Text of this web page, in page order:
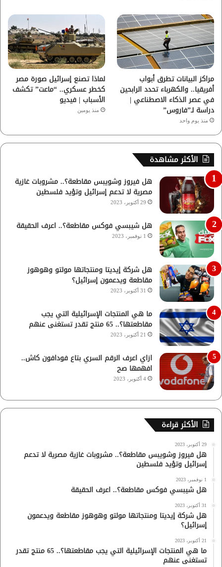
مراكز البيانات تطرق أبواب
أفريقيا.. والكهرباء تحدد الرابحين
في عصر الذكاء الاصطناعي |
دراسة لـ”فاروس”
منذ يوم واحد
لماذا تصنع إسرائيل صورة مصر
كخطر عسكري.. “ماعت” تكشف
الأسباب | فيديو
منذ يومين
الأكثر مشاهدة
هل فيروز وشويبس مقاطعة؟.. مشروبات غازية
مصرية لا تدعم إسرائيل وتؤيد فلسطين
29 أكتوبر، 2023
هل شيبسي فوكس مقاطعة؟.. اعرف الحقيقة
1 نوفمبر، 2023
هل شركة إيديتا ومنتجاتها مولتو وهوهوز
مقاطعة ويدعمون إسرائيل؟
31 أكتوبر، 2023
ما هي المنتجات الإسرائيلية التي يجب
مقاطعتها؟.. 65 منتج تقدر تستغنى عنهم
21 أكتوبر، 2023
ازاي اعرف الرقم السري بتاع فودافون كاش..
افهمها صح
4 أكتوبر، 2023
الأكثر قراءة
29 أكتوبر، 2023
هل فيروز وشويبس مقاطعة؟.. مشروبات غازية مصرية لا تدعم
إسرائيل وتؤيد فلسطين
1 نوفمبر، 2023
هل شيبسي فوكس مقاطعة؟.. اعرف الحقيقة
31 أكتوبر، 2023
هل شركة إيديتا ومنتجاتها مولتو وهوهوز مقاطعة ويدعمون
إسرائيل؟
21 أكتوبر، 2023
ما هي المنتجات الإسرائيلية التي يجب مقاطعتها؟.. 65 منتج تقدر
تستغنى عنهم